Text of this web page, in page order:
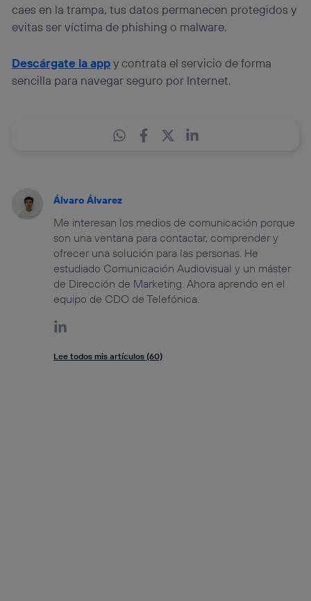
caes en la trampa, tus datos permanecen protegidos y
evitas ser víctima de phishing o malware.
Descárgate la appy contrata el servicio de forma
sencilla para navegar seguro por Internet.
Álvaro Álvarez
Me interesan los medios de comunicación porque
son una ventana para contactar, comprender y
ofrecer una solución para las personas. He
estudiado Comunicación Audiovisual y un máster
de Dirección de Marketing. Ahora aprendo en el
equipo de CDO de Telefónica.
Lee todos mis artículos (60)